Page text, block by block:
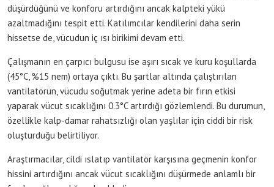
düşürdüğünü ve konforu artırdığını ancak kalpteki yükü
azaltmadığını tespit etti. Katılımcılar kendilerini daha serin
hissetse de, vücudun iç ısı birikimi devam etti.
Çalışmanın en çarpıcı bulgusu ise aşırı sıcak ve kuru koşullarda
(45°C, %15 nem) ortaya çıktı. Bu şartlar altında çalıştırılan
vantilatörün, vücudu soğutmak yerine adeta bir fırın etkisi
yaparak vücut sıcaklığını 0.3°C artırdığı gözlemlendi. Bu durumun,
özellikle kalp-damar rahatsızlığı olan yaşlılar için ciddi bir risk
oluşturduğu belirtiliyor.
Araştırmacılar, cildi ıslatıp vantilatör karşısına geçmenin konfor
hissini artırdığını ancak vücut sıcaklığını düşürmede anlamlı bir